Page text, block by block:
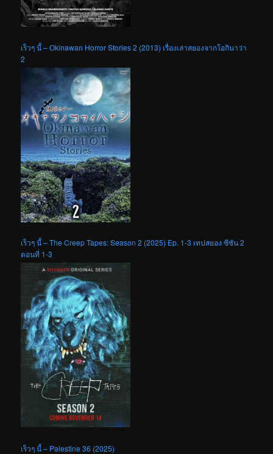
เร็วๆ นี้ – Okinawan Horror Stories 2 (2013) เรื่องเล่าสยองจากโอกินาว่า
2
เร็วๆ นี้ – The Creep Tapes: Season 2 (2025) Ep. 1-3 เทปสยอง ซีซัน 2
ตอนที่ 1-3
เร็วๆ นี้ – Palestine 36 (2025)